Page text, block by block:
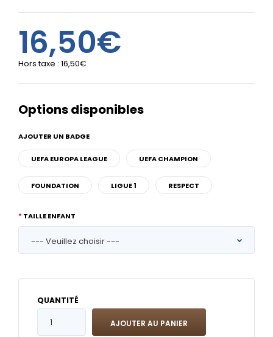
16,50€
Hors taxe : 16,50€
Options disponibles
AJOUTER UN BADGE
UEFA EUROPA LEAGUE UEFA CHAMPION
FOUNDATION LIGUE 1 RESPECT
TAILLE ENFANT
QUANTITÉ